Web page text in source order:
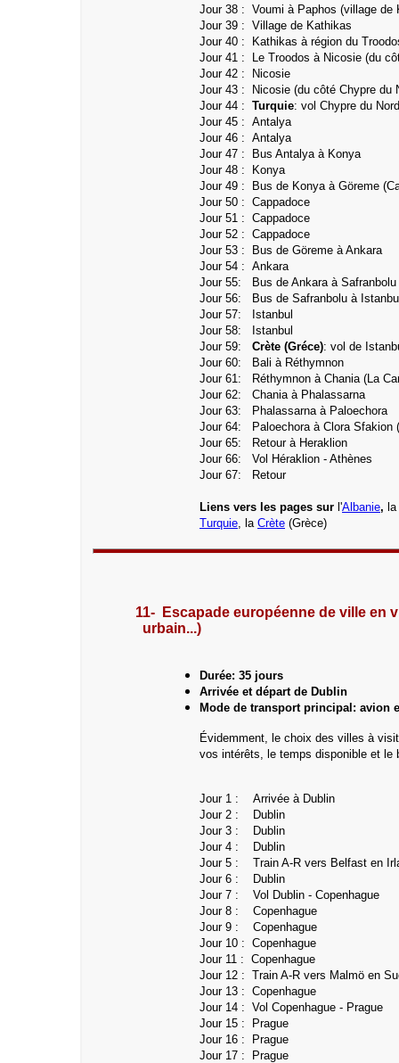
Jour 38 : Voumi à Paphos (village de
Jour 39 : Village de Kathikas
Jour 40 :
Kathikas à région du
Jour 41 :
Le Troodos à Nicosie (du
Jour 42 : Nicosie
Jour 43 : Nicosie (du côté Chypre du
Jour 44 : Turquie: vol Chypre du
Jour 45 : Antalya
Jour 46 : Antalya
Jour 47 : Bus Antalya à Konya
Jour 48 :
Konya
Jour 49 : Bus de Konya à Göreme
Jour 50 : Cappadoce
Jour 51 : Cappadoce
Jour 52 : Cappadoce
Jour 53 : Bus de Göreme à Ankara
Jour 54 : Ankara
Jour 55: Bus de Ankara à Safranbolu
Jour 56: Bus de Safranbolu à
Jour 57: Istanbul
Jour 58: Istanbul
Jour 59: Crète (Gréce): vol de
Jour 60: Bali à Réthymnon
Jour 61:
Réthymnon à Chania (La
Jour 62: Chania à Phalassarna
Jour 63:
Phalassarna à Paloechora
Jour 64:
Paloechora à Clora Sfakion
Jour 65: Retour à Heraklion
Jour 66: Vol Héraklion - Athènes
Jour 67: Retour
Liens vers les pages sur l'Albanie, la
Turquie, la Crète (Grèce)
11- Escapade européenne de ville
urbain...)
Durée: 35 jours
Arrivée et départ de Dublin
Mode de transport principal: avion
Évidemment, le choix des villes à
vos intérêts, le temps disponible et le
Jour 1 :
Arrivée à Dublin
Jour 2 : Dublin
Jour 3 :
Dublin
Jour 4 :
Dublin
Jour 5 : Train A-R vers Belfast en
Jour 6 : Dublin
Jour 7 : Vol Dublin - Copenhague
Jour 8 : Copenhague
Jour 9 : Copenhague
Jour 10 : Copenhague
Jour 11 : Copenhague
Jour 12 : Train A-R vers Malmö en
Jour 13 : Copenhague
Jour 14 : Vol Copenhague - Prague
Jour 15 : Prague
Jour 16 :
Prague
Jour 17 : Prague